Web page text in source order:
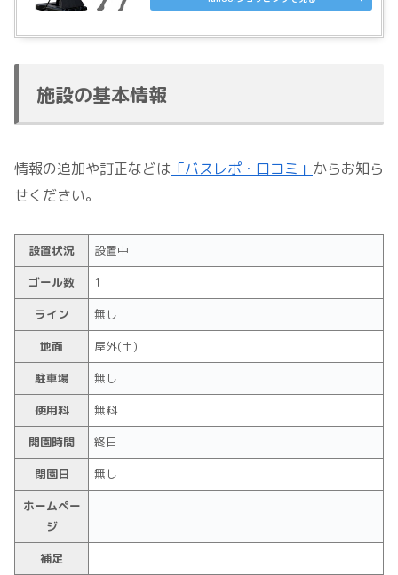
施設の基本情報
情報の追加や訂正などは 「バスレポ・口コミ」 からお知ら
せください。
設置状況
設置中
ゴール数
1
ライン
無し
地面
屋外(土)
駐車場
無し
使用料
無料
開園時間
終日
閉園日
無し
ホームペー
ジ
補足